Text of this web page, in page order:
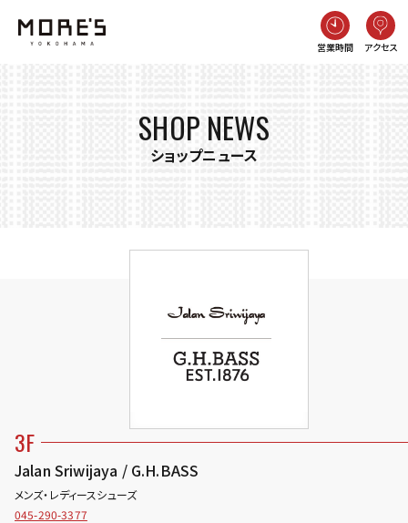
営業時間 アクセス
SHOP NEWS
ショップニュース
3F
Jalan Sriwijaya / G.H.BASS
メンズ・レディースシューズ
045-290-3377